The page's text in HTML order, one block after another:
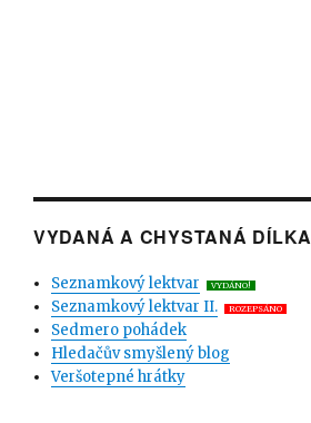
VYDANÁ A CHYSTANÁ DÍLKA
Seznamkový lektvar VYDÁNO!
Seznamkový lektvar II. ROZEPSÁNO
Sedmero pohádek
Hledačův smyšlený blog
Veršotepné hrátky